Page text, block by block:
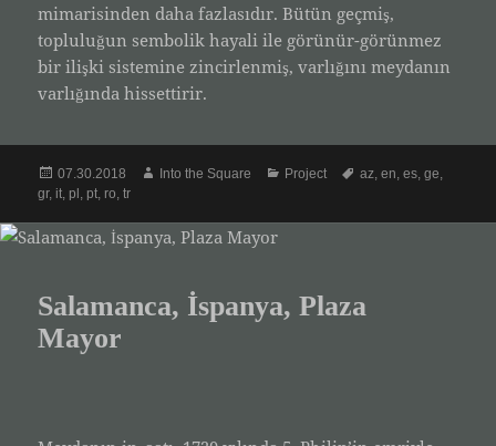
mimarisinden daha fazlasıdır. Bütün geçmiş,
topluluğun sembolik hayali ile görünür-görünmez
bir ilişki sistemine zincirlenmiş, varlığını meydanın
varlığında hissettirir.
Posted
on
07.30.2018 Author
Into the Square Categories
Project Tags
az ,en ,es ,ge
gr, it pl pt ro ,tr
Salamanca, İspanya, Plaza
Mayor